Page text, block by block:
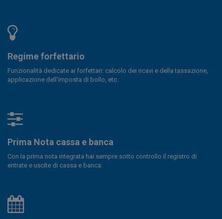
Regime forfettario
Funzionalità dedicate ai forfettari: calcolo dei ricavi e della tassazione,
applicazione dell'imposta di bollo, etc.
Prima Nota cassa e banca
Con la prima nota integrata hai sempre sotto controllo il registro di
entrate e uscite di cassa e banca.